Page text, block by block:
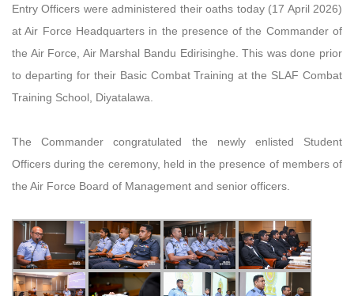
Entry Officers were administered their oaths today (17 April 2026)
at Air Force Headquarters in the presence of the Commander of
the Air Force, Air Marshal Bandu Edirisinghe. This was done prior
to departing for their Basic Combat Training at the SLAF Combat
Training School, Diyatalawa.
The Commander congratulated the newly enlisted Student
Officers during the ceremony, held in the presence of members of
the Air Force Board of Management and senior officers.